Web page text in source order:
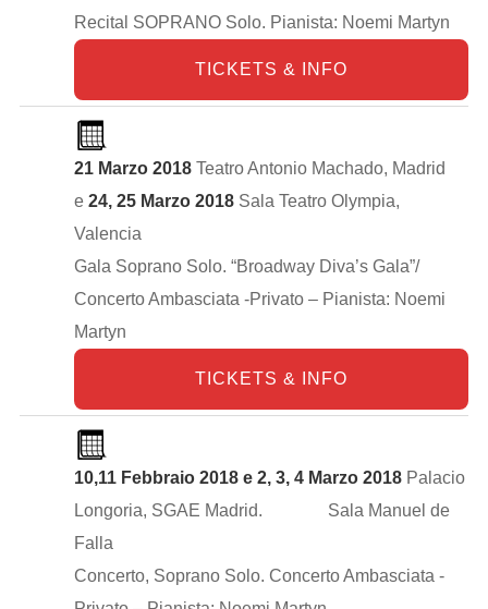
Recital SOPRANO Solo. Pianista: Noemi Martyn
TICKETS & INFO
21 Marzo 2018 Teatro Antonio Machado, Madrid
e 24, 25 Marzo 2018 Sala Teatro Olympia,
Valencia
Gala Soprano Solo. “Broadway Diva’s Gala”/
Concerto Ambasciata -Privato – Pianista: Noemi
Martyn
TICKETS & INFO
10,11 Febbraio 2018 e 2, 3, 4 Marzo 2018 Palacio
Longoria, SGAE Madrid. Sala Manuel de
Falla
Concerto, Soprano Solo. Concerto Ambasciata -